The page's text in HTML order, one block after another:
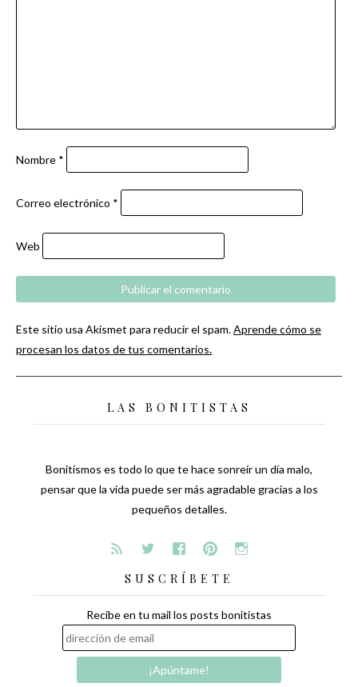
Nombre *
Correo electrónico *
Web
Este sitio usa Akismet para reducir el spam.Aprende cómo se
procesan los datos de tus comentarios.
LAS BONITISTAS
Bonitismos es todo lo que te hace sonreír un día malo,
pensar que la vida puede ser más agradable gracias a los
pequeños detalles.
SUSCRÍBETE
Recibe en tu mail los posts bonitistas